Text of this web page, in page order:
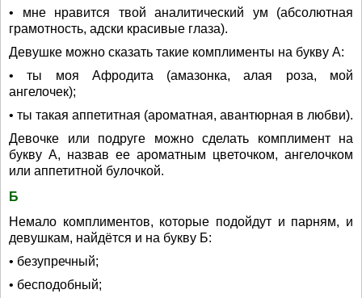
• мне нравится твой аналитический ум (абсолютная
грамотность, адски красивые глаза).
Девушке можно сказать такие комплименты на букву А:
• ты моя Афродита (амазонка, алая роза, мой
ангелочек);
• ты такая аппетитная (ароматная, авантюрная в любви).
Девочке или подруге можно сделать комплимент на
букву А, назвав ее ароматным цветочком, ангелочком
или аппетитной булочкой.
Б
Немало комплиментов, которые подойдут и парням, и
девушкам, найдётся и на букву Б:
• безупречный;
• бесподобный;